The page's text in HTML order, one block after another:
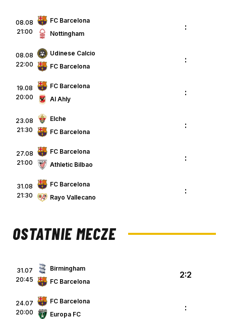
08.08
21:00
FC Barcelona
Nottingham
:
08.08
22:00
Udinese Calcio
FC Barcelona
:
19.08
20:00
FC Barcelona
Al Ahly
:
23.08
21:30
Elche
FC Barcelona
:
27.08
21:00
FC Barcelona
Athletic Bilbao
:
31.08
21:30
FC Barcelona
Rayo Vallecano
:
OSTATNIE MECZE
31.07
20:45
Birmingham
FC Barcelona
2:2
24.07
20:00
FC Barcelona
Europa FC
: